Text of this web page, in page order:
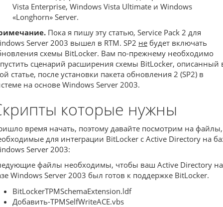
Vista Enterprise, Windows Vista Ultimate и Windows
«Longhorn» Server.
Пока я пишу эту статью, Service Pack 2 для
Server 2003 вышел в RTM. SP2 не будет включать
схемы BitLocker. Вам по-прежнему необходимо
сценарий расширения схемы BitLocker, описанный
статье, после установки пакета обновления 2 (SP2) в
на основе Windows Server 2003.
которые нужны
время начать, поэтому давайте посмотрим на файлы,
для интеграции BitLocker с Active Directory на
Server 2003:
файлы необходимы, чтобы ваш Active Directory на
Windows Server 2003 был готов к поддержке BitLocker.
BitLockerTPMSchemaExtension.ldf
Добавить-TPMSelfWriteACE.vbs